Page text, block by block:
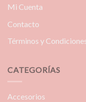
Mi Cuenta
Contacto
Términos y
CATEGORÍAS
Accesorios